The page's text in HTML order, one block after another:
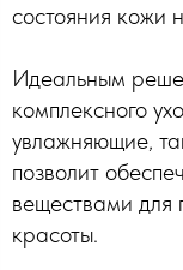
состояния кожи
Идеальным
комплексного
увлажняющие,
позволит
веществами для
красоты.